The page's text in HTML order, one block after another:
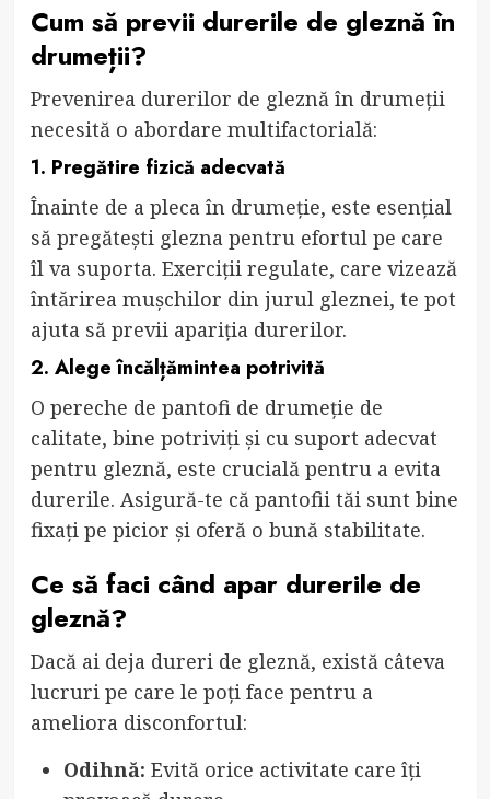
Cum să previi durerile de gleznă în
drumeții?
Prevenirea durerilor de gleznă în drumeții
necesită o abordare multifactorială:
1. Pregătire fizică adecvată
Înainte de a pleca în drumeție, este esențial
să pregătești glezna pentru efortul pe care
îl va suporta. Exerciții regulate, care vizează
întărirea mușchilor din jurul gleznei, te pot
ajuta să previi apariția durerilor.
2. Alege încălțămintea potrivită
O pereche de pantofi de drumeție de
calitate, bine potriviți și cu suport adecvat
pentru gleznă, este crucială pentru a evita
durerile. Asigură-te că pantofii tăi sunt bine
fixați pe picior și oferă o bună stabilitate.
Ce să faci când apar durerile de
gleznă?
Dacă ai deja dureri de gleznă, există câteva
lucruri pe care le poți face pentru a
ameliora disconfortul:
Odihnă: Evită orice activitate care îți